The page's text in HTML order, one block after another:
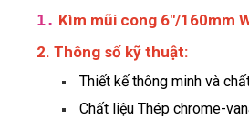
1. Kìm mũi cong 6"/160mm
2. Thông số kỹ thuật:
Thiết kế thông minh và
Chất liệu Thép chrome-